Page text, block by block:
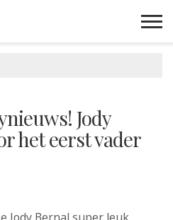
Jody
het eerst vader